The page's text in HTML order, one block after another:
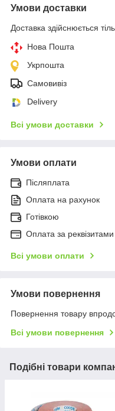
Умови доставки
Доставка здійснюється
Нова Пошта
Укрпошта
Самовивіз
Delivery
Всі умови доставки
Умови оплати
Післяплата
Оплата на рахунок
Готівкою
Оплата за реквізитами
Всі умови оплати
Умови повернення
Повернення товару
Всі умови повернення
Подібні товари